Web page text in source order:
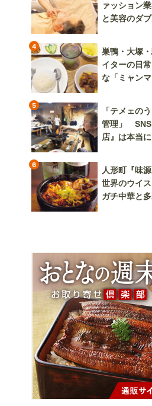
ァッション
と美容のダ
4
巣鴨・大塚
イターの日
な「ミャン
5
「テメェの
管理」 SNS
店』は本当
6
人形町『味
世界のウイ
ガチ中華と